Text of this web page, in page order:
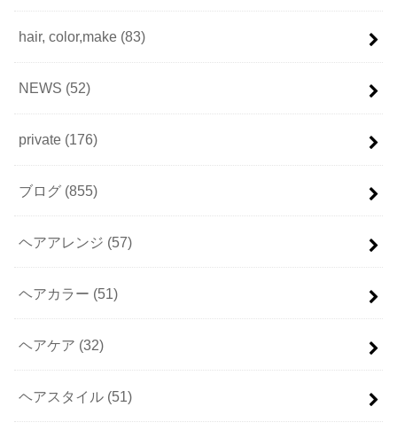
hair, color,make (83)
NEWS (52)
private (176)
ブログ (855)
ヘアアレンジ (57)
ヘアカラー (51)
ヘアケア (32)
ヘアスタイル (51)